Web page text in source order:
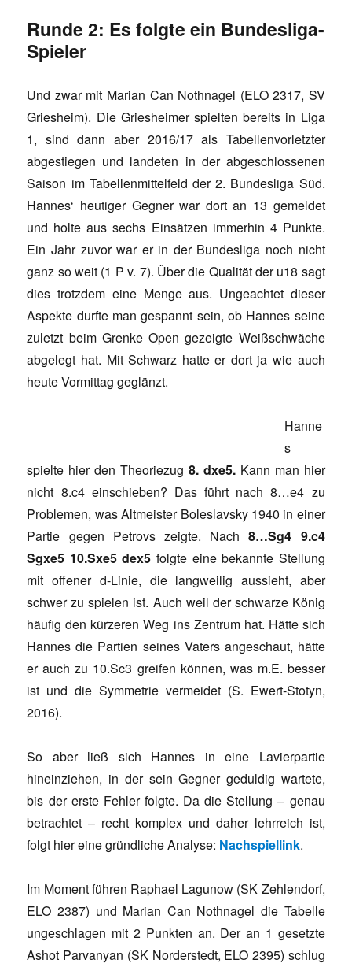
Runde 2: Es folgte ein Bundesliga-
Spieler
Und zwar mit Marian Can Nothnagel (ELO 2317, SV
Griesheim). Die Griesheimer spielten bereits in Liga
1, sind dann aber 2016/17 als Tabellenvorletzter
abgestiegen und landeten in der abgeschlossenen
Saison im Tabellenmittelfeld der 2. Bundesliga Süd.
Hannes‘ heutiger Gegner war dort an 13 gemeldet
und holte aus sechs Einsätzen immerhin 4 Punkte.
Ein Jahr zuvor war er in der Bundesliga noch nicht
ganz so weit (1 P v. 7). Über die Qualität der u18 sagt
dies trotzdem eine Menge aus. Ungeachtet dieser
Aspekte durfte man gespannt sein, ob Hannes seine
zuletzt beim Grenke Open gezeigte Weißschwäche
abgelegt hat. Mit Schwarz hatte er dort ja wie auch
heute Vormittag geglänzt.
Hanne
s
spielte hier den Theoriezug 8. dxe5.Kann man hier
nicht 8.c4 einschieben? Das führt nach 8…e4 zu
Problemen, was Altmeister Boleslavsky 1940 in einer
Partie gegen Petrovs zeigte. Nach8…Sg4 9.c4
Sgxe5 10.Sxe5 dex5 folgte eine bekannte Stellung
mit offener d-Linie, die langweilig aussieht, aber
schwer zu spielen ist. Auch weil der schwarze König
häufig den kürzeren Weg ins Zentrum hat. Hätte sich
Hannes die Partien seines Vaters angeschaut, hätte
er auch zu 10.Sc3 greifen können, was m.E. besser
ist und die Symmetrie vermeidet (S. Ewert-Stotyn,
2016).
So aber ließ sich Hannes in eine Lavierpartie
hineinziehen, in der sein Gegner geduldig wartete,
bis der erste Fehler folgte. Da die Stellung – genau
betrachtet – recht komplex und daher lehrreich ist,
folgt hier eine gründliche Analyse: Nachspiellink.
Im Moment führen Raphael Lagunow (SK Zehlendorf,
ELO 2387) und Marian Can Nothnagel die Tabelle
ungeschlagen mit 2 Punkten an. Der an 1 gesetzte
Ashot Parvanyan (SK Norderstedt, ELO 2395) schlug